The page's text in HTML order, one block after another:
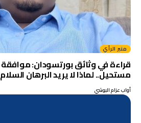
منبر الرأي
قراءة في وثائق بورتسودان:
مستحيل.. لماذا لا يريد البرهان
أواب عزام البوشي